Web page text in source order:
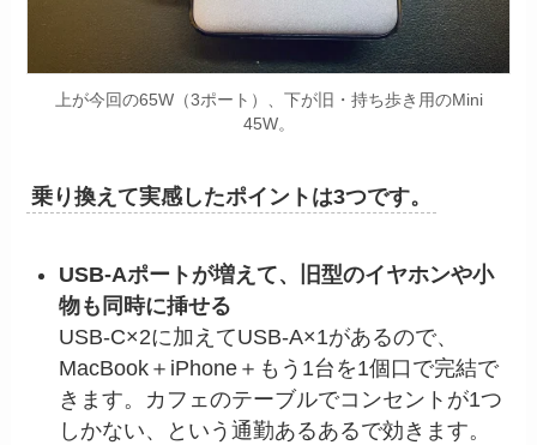
上が今回の65W（3ポート）、下が旧・持ち歩き用のMini
45W。
乗り換えて実感したポイントは3つです。
USB-Aポートが増えて、旧型のイヤホンや小
物も同時に挿せる
USB-C×2に加えてUSB-A×1があるので、
MacBook＋iPhone＋もう1台を1個口で完結で
きます。カフェのテーブルでコンセントが1つ
しかない、という通勤あるあるで効きます。